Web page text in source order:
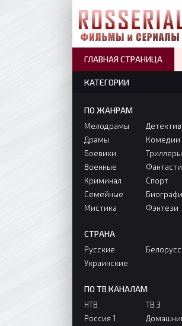
КАТЕГОРИИ
ПО ЖАНРАМ
Мелодрамы
Драмы
Боевики
Военные
Криминал
Семейные
Мистика
Комедии
Триллеры
Спорт
Фэнтези
СТРАНА
Русские
Украинские
ПО ТВ КАНАЛАМ
НТВ
Россия 1
ТВ 3
ГЛАВНАЯ СТРАНИЦА